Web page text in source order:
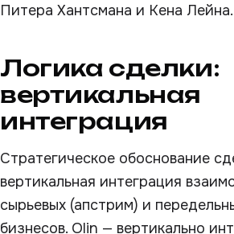
Питера Хантсмана и Кена Лейна.
Логика сделки:
вертикальная
интеграция
Стратегическое обоснование
вертикальная интеграция
сырьевых (апстрим) и
бизнесов. Olin — вертикально